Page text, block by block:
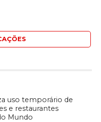
uso temporário de
e restaurantes
Mundo